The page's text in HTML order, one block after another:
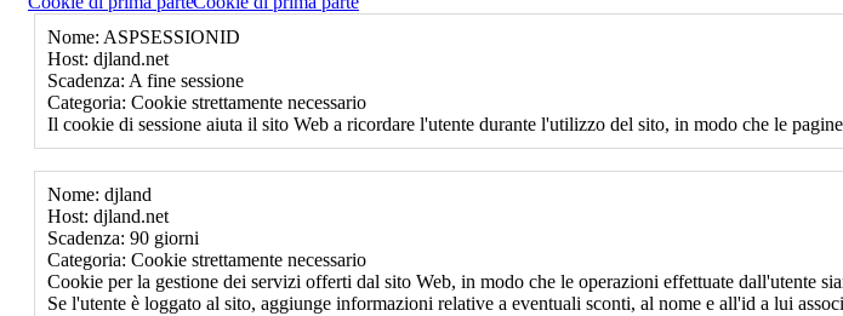
Nome: ASPSESSIONID
Host: djland.net
Scadenza: A fine sessione
Categoria: Cookie strettamente necessario
Il cookie di sessione aiuta il sito Web a ricordare l'utente durante l'utilizzo del sito, in modo che le
Nome: djland
Host: djland.net
Scadenza: 90 giorni
Categoria: Cookie strettamente necessario
Cookie per la gestione dei servizi offerti dal sito Web, in modo che le operazioni effettuate dall'utente
Se l'utente è loggato al sito, aggiunge informazioni relative a eventuali sconti, al nome e all'id a lui